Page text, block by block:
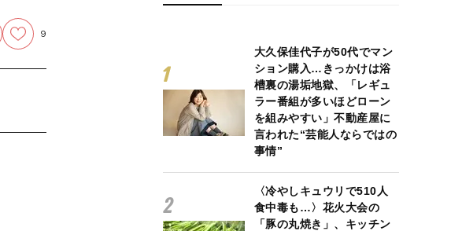
9
大久保佳代子が50代でマン
ション購入…きっかけは浴
槽裏の湯垢地獄、「レギュ
ラー番組が多いほどローン
を組みやすい」不動産屋に
言われた“芸能人ならではの
事情”
〈冷やしキュウリで510人
食中毒も…〉花火大会の
「豚の丸焼き」、キッチン